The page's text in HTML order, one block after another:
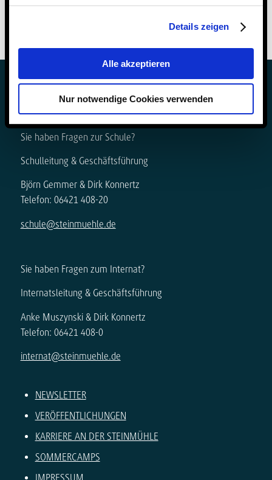
Details zeigen
Alle akzeptieren
Nur notwendige Cookies verwenden
Sie haben Fragen zur Schule?
Schulleitung & Geschäftsführung
Björn Gemmer & Dirk Konnertz
Telefon: 06421 408-20
schule@steinmuehle.de
Sie haben Fragen zum Internat?
Internatsleitung & Geschäftsführung
Anke Muszynski & Dirk Konnertz
Telefon: 06421 408-0
internat@steinmuehle.de
NEWSLETTER
VERÖFFENTLICHUNGEN
KARRIERE AN DER STEINMÜHLE
SOMMERCAMPS
IMPRESSUM